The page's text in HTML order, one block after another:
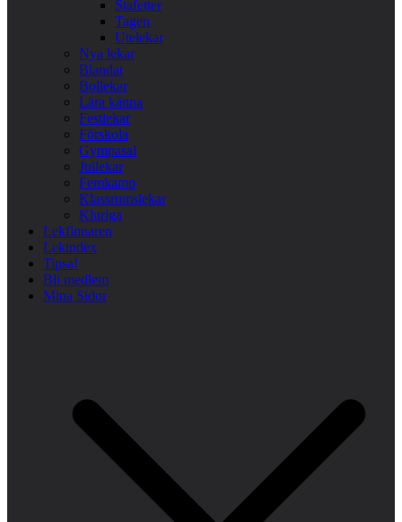
Stafetter
Tagen
Utelekar
Nya lekar
Blandat
Bollekar
Lära känna
Festlekar
Förskola
Gympasal
Jullekar
Femkamp
Klassrumslekar
Kluriga
Lekfinnaren
Lekindex
Tipsa!
Bli medlem
Mina Sidor